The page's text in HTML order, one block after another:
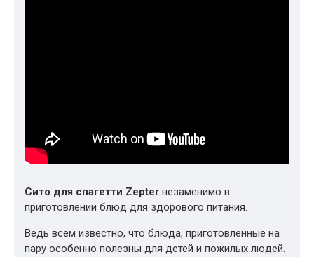
Сито для спагетти Zepter незаменимо в
приготовлении блюд для здорового питания.
Ведь всем известно, что блюда, приготовленные на
пару особенно полезны для детей и пожилых людей.